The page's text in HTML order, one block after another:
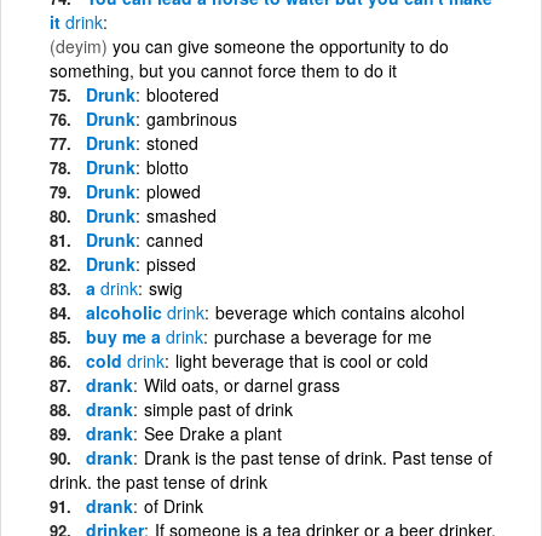
it drink
(deyim) you can give someone the opportunity to do
something, but you cannot force them to do it
Drunk blootered
Drunk gambrinous
Drunk stoned
Drunk blotto
Drunk plowed
Drunk smashed
Drunk canned
Drunk pissed
a drink swig
alcoholic drink beverage which contains alcohol
buy me a drink purchase a beverage for me
cold drink light beverage that is cool or cold
drank Wild oats, or darnel grass
drank simple past of drink
drank See Drake a plant
drank Drank is the past tense of drink. Past tense of
drink. the past tense of drink
drank of Drink
drinker If someone is a tea drinker or a beer drinker,